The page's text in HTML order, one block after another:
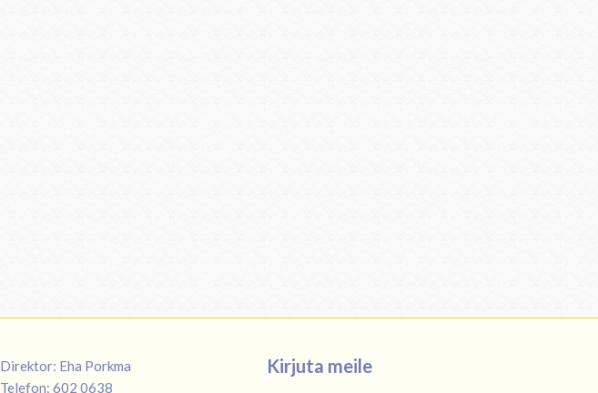
Direktor: Eha Porkma
Telefon: 602 0638
Kirjuta meile